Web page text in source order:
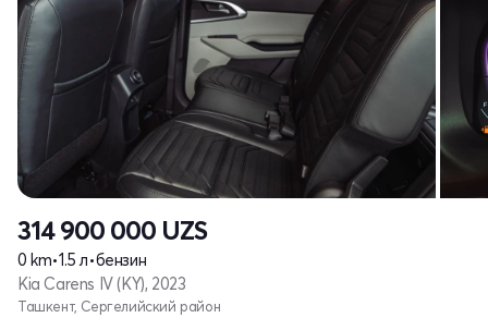
314 900 000 UZS
0 km•1.5 л•бензин
Kia Carens IV (KY), 2023
Ташкент, Сергелийский район